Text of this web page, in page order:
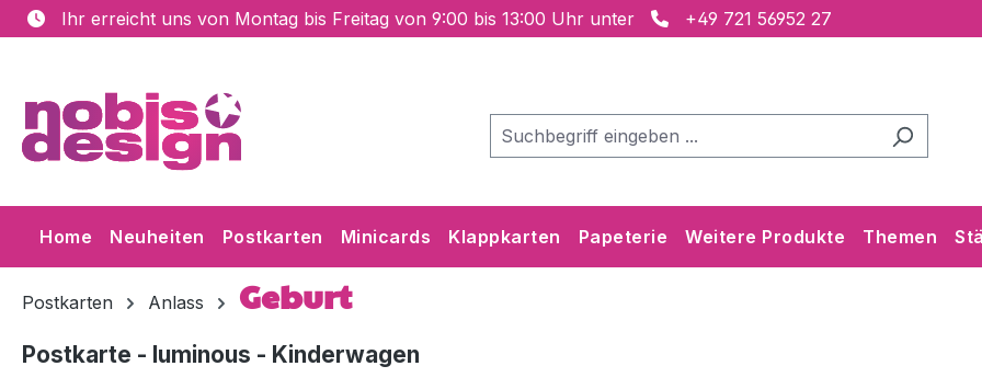
Hauptinhalt springen
Zur Suche springen
Zur Hauptnavigation springen
Ihr erreicht uns von Montag bis Freitag von 9:00 bis 13:00 Uhr unter +49 721 56952 27
Home Neuheiten Postkarten Minicards Klappkarten Papeterie Weitere Produkte Themen
Postkarten Anlass Geburt
Postkarte - luminous - Kinderwagen